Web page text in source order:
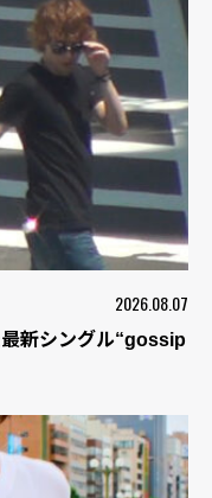
2026.08.07
新シングル“gossip